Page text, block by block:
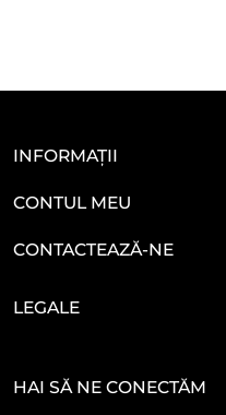
INFORMAȚII
CONTUL MEU
CONTACTEAZĂ-NE
LEGALE
HAI SĂ NE CONECTĂM